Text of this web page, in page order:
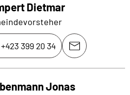
Dietmar
+423 399 20 34
Jonas